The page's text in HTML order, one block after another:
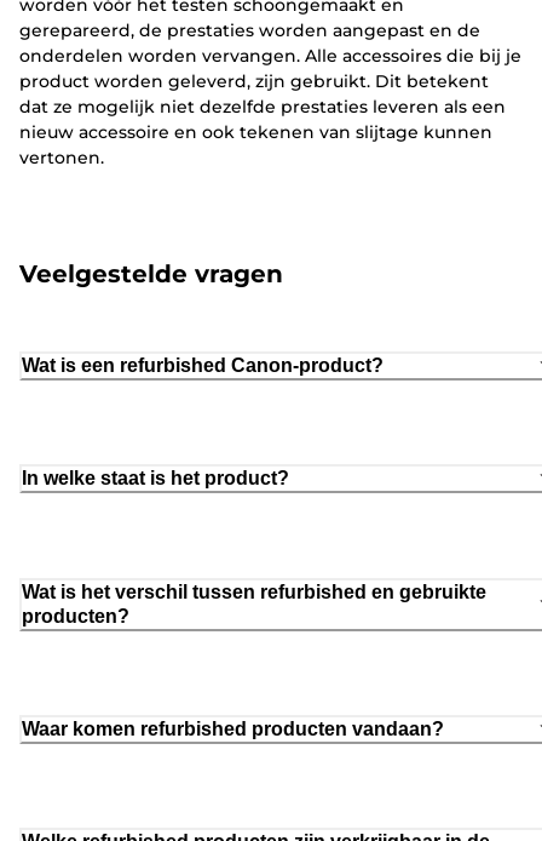
worden vóór het testen schoongemaakt en
gerepareerd, de prestaties worden aangepast en de
onderdelen worden vervangen. Alle accessoires die bij je
product worden geleverd, zijn gebruikt. Dit betekent
dat ze mogelijk niet dezelfde prestaties leveren als een
nieuw accessoire en ook tekenen van slijtage kunnen
vertonen.
Veelgestelde vragen
Wat is een refurbished Canon-product?
In welke staat is het product?
Wat is het verschil tussen refurbished en gebruikte
producten?
Waar komen refurbished producten vandaan?